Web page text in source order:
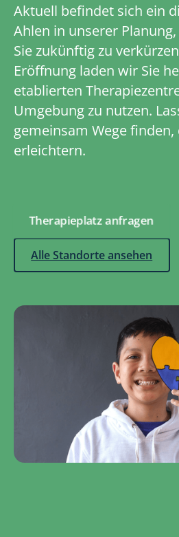
Aktuell befindet sich ein
Ahlen in unserer
Sie zukünftig zu
Eröffnung laden wir Sie
etablierten
Umgebung zu nutzen.
gemeinsam Wege finden,
erleichtern.
Therapieplatz anfragen
Alle Standorte ansehen